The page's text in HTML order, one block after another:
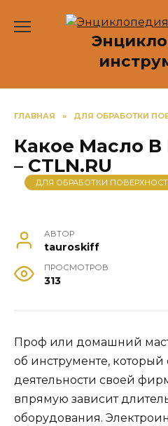
ГЛАВНАЯ » ДЛЯ ОБРАБОТКИ
Какое Масло
– CTLN.RU
ДЛЯ ОБРАБОТКИ
АВТОР
tauroskiff
ПРОСМОТРОВ
313
Проф или домашний
об инструменте, который
деятельности своей
впрямую зависит
оборудования.